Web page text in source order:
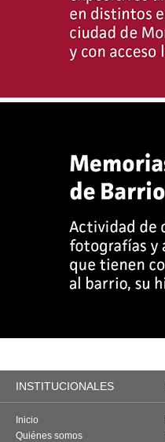
INSTITUCIONALES
Inicio
Quiénes somos